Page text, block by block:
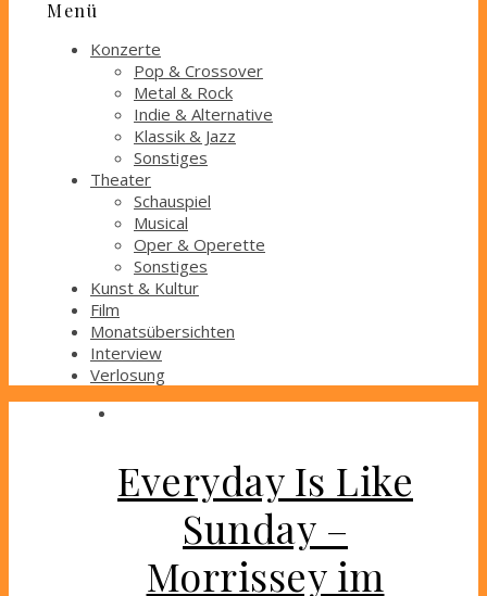
Menü
Konzerte
Pop & Crossover
Metal & Rock
Indie & Alternative
Klassik & Jazz
Sonstiges
Theater
Schauspiel
Musical
Oper & Operette
Sonstiges
Kunst & Kultur
Film
Monatsübersichten
Interview
Verlosung
Everyday Is Like
Sunday –
Morrissey im